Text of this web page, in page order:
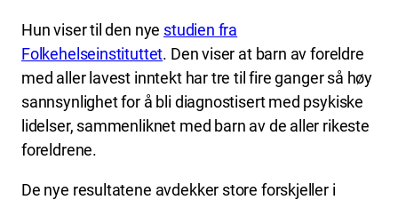
Hun viser til den nye studien fra
Folkehelseinstituttet. Den viser at barn av foreldre
med aller lavest inntekt har tre til fire ganger så høy
sannsynlighet for å bli diagnostisert med psykiske
lidelser, sammenliknet med barn av de aller rikeste
foreldrene.
De nye resultatene avdekker store forskjeller i